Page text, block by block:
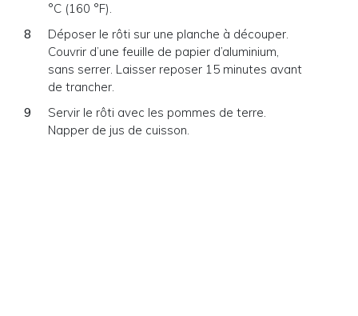
°C (160 °F).
Déposer le rôti sur une planche à découper.
Couvrir d’une feuille de papier d’aluminium,
sans serrer. Laisser reposer 15 minutes avant
de trancher.
Servir le rôti avec les pommes de terre.
Napper de jus de cuisson.